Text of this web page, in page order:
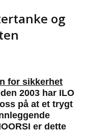
og
for sikkerhet
2003 har ILO
på at et trygt
er dette